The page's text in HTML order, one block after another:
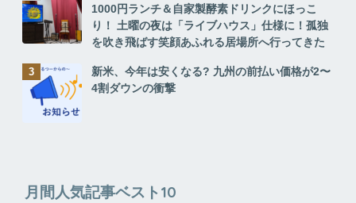
1000円ランチ＆自家製酵素ドリンクにほっこ
り！ 土曜の夜は「ライブハウス」仕様に！孤独
を吹き飛ばす笑顔あふれる居場所へ行ってきた
新米、今年は安くなる? 九州の前払い価格が2〜
4割ダウンの衝撃
月間人気記事ベスト10